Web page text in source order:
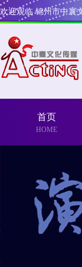
欢迎观临 锦州市中寰
首页
HOME